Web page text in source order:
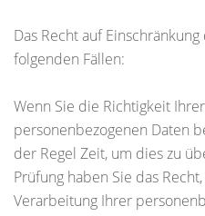
Das Recht auf
folgenden Fällen:
Wenn Sie die Richtigkeit
personenbezogenen Daten
der Regel Zeit, um dies zu
Prüfung haben Sie das
Verarbeitung Ihrer